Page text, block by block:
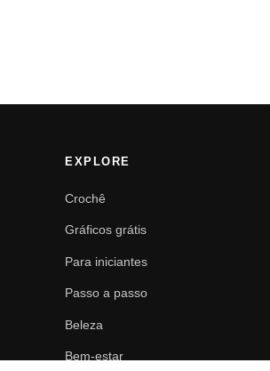
EXPLORE
Crochê
Gráficos grátis
Para iniciantes
Passo a passo
Beleza
Bem-estar